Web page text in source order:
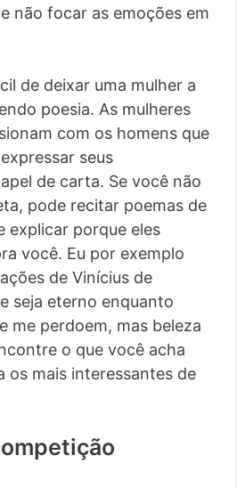
não focar as emoções em
de deixar uma mulher a
poesia. As mulheres
com os homens que
seus
de carta. Se você não
pode recitar poemas de
explicar porque eles
você. Eu por exemplo
de Vinícius de
seja eterno enquanto
me perdoem, mas beleza
o que você acha
os mais interessantes de